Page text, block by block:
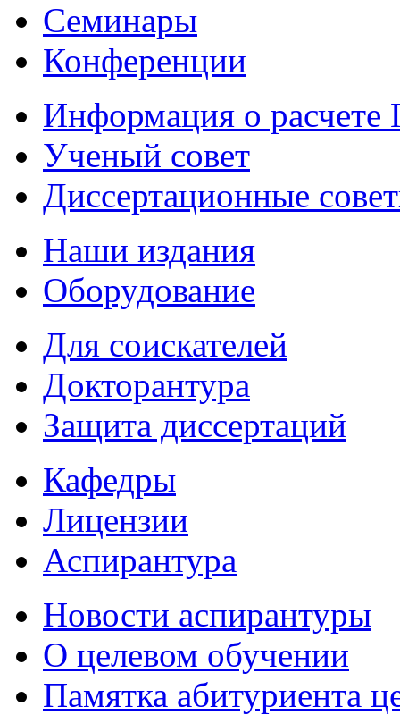
Семинары
Конференции
Информация о
Ученый совет
Диссертационные
Наши издания
Оборудование
Для соискателей
Докторантура
Защита диссертаций
Кафедры
Лицензии
Аспирантура
Новости аспирантуры
О целевом обучении
Памятка абитуриента